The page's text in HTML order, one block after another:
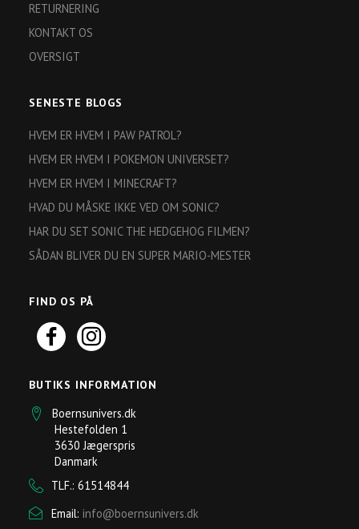
RETURNERING
KONTAKT OS
OVERSIGT
SENESTE BLOGS
HVEM ER HVEM I PAW PATROL?
HVEM ER HVEM I POKEMON UNIVERSET?
HVEM ER HVEM I MINECRAFT?
HVAD DU MÅSKE IKKE VED OM SONIC?
HAR DU SET SONIC THE HEDGEHOG FILMEN?
SÅDAN BLIVER DU EN SUPER MARIO-MESTER
FIND OS PÅ
BUTIKS INFORMATION
Boernsunivers.dk
Hestefolden 1
3630 Jægerspris
Danmark
TLF.: 61514844
Email: info@boernsunivers.dk